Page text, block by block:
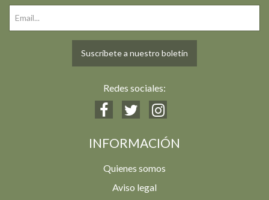
Suscríbete a nuestro boletín
Redes sociales:
INFORMACIÓN
Quienes somos
Aviso legal